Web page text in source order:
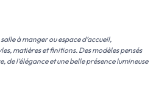
à manger ou espace d’accueil,
matières et finitions. Des modèles pensés
l’élégance et une belle présence lumineuse